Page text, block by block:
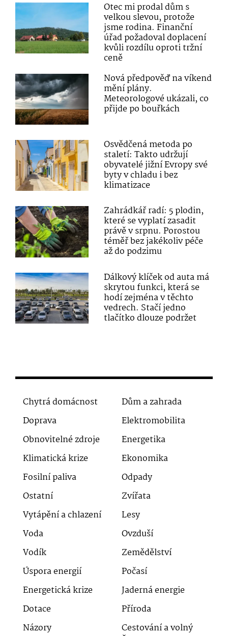
Otec mi prodal dům s
velkou slevou, protože
jsme rodina. Finanční
úřad požadoval doplacení
kvůli rozdílu oproti tržní
ceně
Nová předpověď na víkend
mění plány.
Meteorologové ukázali, co
přijde po bouřkách
Osvědčená metoda po
staletí: Takto udržují
obyvatelé jižní Evropy své
byty v chladu i bez
klimatizace
Zahrádkář radí: 5 plodin,
které se vyplatí zasadit
právě v srpnu. Porostou
téměř bez jakékoliv péče
až do podzimu
Dálkový klíček od auta má
skrytou funkci, která se
hodí zejména v těchto
vedrech. Stačí jedno
tlačítko dlouze podržet
Chytrá domácnost
Dům a zahrada
Doprava
Elektromobilita
Obnovitelné zdroje
Energetika
Klimatická krize
Ekonomika
Fosilní paliva
Odpady
Ostatní
Zvířata
Vytápění a chlazení
Lesy
Voda
Ovzduší
Vodík
Zemědělství
Úspora energií
Počasí
Energetická krize
Jaderná energie
Dotace
Příroda
Názory
Cestování a volný